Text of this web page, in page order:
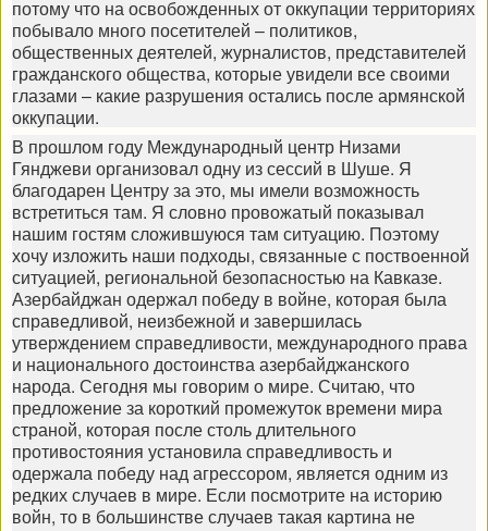
потому что на освобожденных от оккупации территориях
побывало много посетителей – политиков,
общественных деятелей, журналистов, представителей
гражданского общества, которые увидели все своими
глазами – какие разрушения остались после армянской
оккупации.
В прошлом году Международный центр Низами
Гянджеви организовал одну из сессий в Шуше. Я
благодарен Центру за это, мы имели возможность
встретиться там. Я словно провожатый показывал
нашим гостям сложившуюся там ситуацию. Поэтому
хочу изложить наши подходы, связанные с поствоенной
ситуацией, региональной безопасностью на Кавказе.
Азербайджан одержал победу в войне, которая была
справедливой, неизбежной и завершилась
утверждением справедливости, международного права
и национального достоинства азербайджанского
народа. Сегодня мы говорим о мире. Считаю, что
предложение за короткий промежуток времени мира
страной, которая после столь длительного
противостояния установила справедливость и
одержала победу над агрессором, является одним из
редких случаев в мире. Если посмотрите на историю
войн, то в большинстве случаев такая картина не